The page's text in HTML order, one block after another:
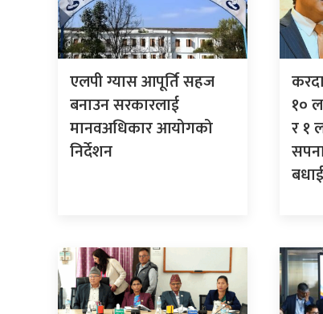
एलपी ग्यास आपूर्ति सहज
बनाउन सरकारलाई
मानवअधिकार आयोगको
निर्देशन
१०
र १